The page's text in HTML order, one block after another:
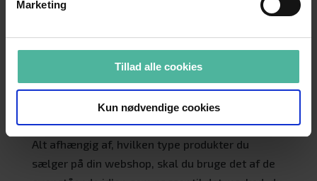
Marketing
Tillad alle cookies
Kun nødvendige cookies
: Universal Product Code – bruges i
Nordamerika, og er et 12-cifret nummer
ISBN: International Standard Book
Number – bruges til bøger, og er et 10-
eller 13-cifret nummer – hvis begge tal
fremgår skal kun det 13-cifrede bruges
Alt afhængig af, hvilken type produkter du
sælger på din webshop, skal du bruge det af de